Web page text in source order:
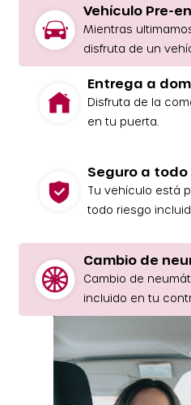
Vehículo Pre-
Mientras
disfruta de un
Entrega a
Disfruta de la
en tu puerta.
Seguro a
Tu vehículo está
todo riesgo
Cambio de
Cambio de
incluido en tu